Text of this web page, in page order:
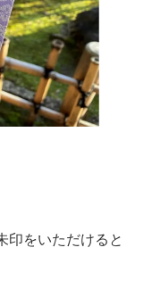
印をいただけると